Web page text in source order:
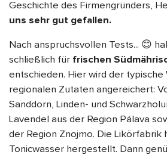
Geschichte des Firmengründers,
uns sehr gut gefallen.
Nach anspruchsvollen Tests... 😊
schließlich für frischen
entschieden. Hier wird der typische
regionalen Zutaten angereichert:
Sanddorn, Linden- und
Lavendel aus der Region Pálava
der Region Znojmo. Die Likörfabrik
Tonicwasser hergestellt. Dann